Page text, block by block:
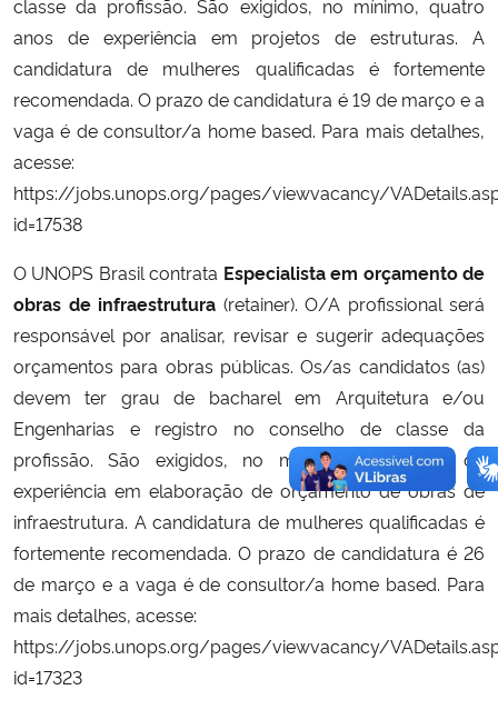
classe da profissão. São exigidos, no mínimo, quatro
anos de experiência em projetos de estruturas. A
candidatura de mulheres qualificadas é fortemente
recomendada. O prazo de candidatura é 19 de março e a
vaga é de consultor/a home based. Para mais detalhes,
acesse:
https://jobs.unops.org/pages/viewvacancy/
id=17538
O UNOPS Brasil contrata Especialista em orçamento de
obras de infraestrutura (retainer). O/A profissional será
responsável por analisar, revisar e sugerir adequações
orçamentos para obras públicas. Os/as candidatos (as)
devem ter grau de bacharel em Arquitetura e/ou
Engenharias e registro no conselho de classe da
profissão. São exigidos, no mínimo, dois anos de
experiência em elaboração de orçamento de obras de
infraestrutura. A candidatura de mulheres qualificadas é
fortemente recomendada. O prazo de candidatura é 26
de março e a vaga é de consultor/a home based. Para
mais detalhes, acesse:
https://jobs.unops.org/pages/viewvacancy/
id=17323